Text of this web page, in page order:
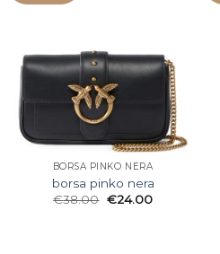
BORSA PINKO NERA
borsa pinko nera
€38.00 €24.00